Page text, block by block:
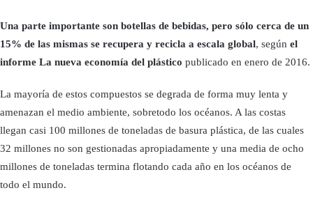
Una parte importante son botellas de bebidas, pero sólo cerca de un
15% de las mismas se recupera y recicla a escala global, según el
informe La nueva economía del plástico publicado en enero de 2016.
La mayoría de estos compuestos se degrada de forma muy lenta y
amenazan el medio ambiente, sobretodo los océanos. A las costas
llegan casi 100 millones de toneladas de basura plástica, de las cuales
32 millones no son gestionadas apropiadamente y una media de ocho
millones de toneladas termina flotando cada año en los océanos de
todo el mundo.